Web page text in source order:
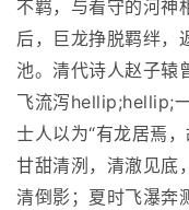
不羁，与看守的河神
后，巨龙挣脱羁绊，
池。清代诗人赵子辕
飞流泻hellip;hellip;
士人以为“有龙居焉
甘甜清洌，清澈见底
清倒影；夏时飞瀑奔